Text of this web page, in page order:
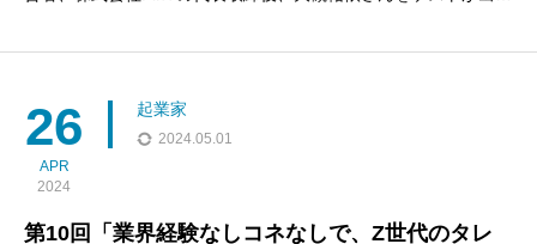
んだ貴重な経験を通じて、起業家としての成功への道を探り
26
APR
2024
起業家
2024.05.01
第10回「業界経験なしコネなしで、Z世代のタレ